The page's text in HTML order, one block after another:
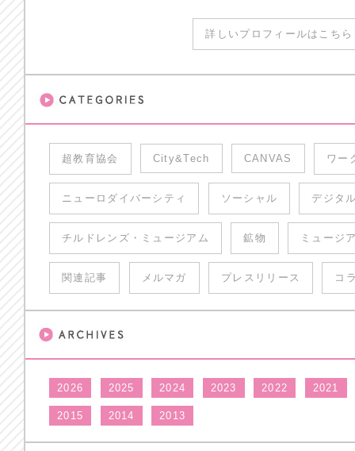
詳しいプロフィールはこち
超教育協会 City&Tech CANVAS ワー
ニューロダイバーシティ ソーシャル デジタ
チルドレンズ・ミュージアム 鉱物 ミュージ
関連記事 メルマガ プレスリリース コ
2026 2025 2024 2023 2022 2021
2015 2014 2013